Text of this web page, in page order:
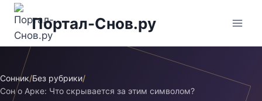
Перейти
содержимому
Портал-Снов.ру
Сонник/Без рубрики/
Сон о Арке: Что скрывается за этим символом?